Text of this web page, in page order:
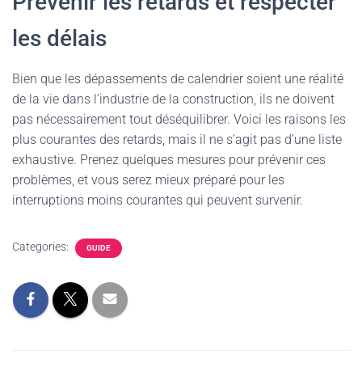
les délais
Bien que les dépassements de calendrier soient une réalité
de la vie dans l’industrie de la construction, ils ne doivent
pas nécessairement tout déséquilibrer. Voici les raisons les
plus courantes des retards, mais il ne s’agit pas d’une liste
exhaustive. Prenez quelques mesures pour prévenir ces
problèmes, et vous serez mieux préparé pour les
interruptions moins courantes qui peuvent survenir.
Categories: GUIDE